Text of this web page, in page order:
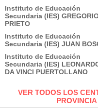
Instituto de Educación
Secundaria (IES)
PRIETO
Instituto de Educación
Secundaria (IES) JUAN
Instituto de Educación
Secundaria (IES)
DA VINCI PUERTOLLANO
VER TODOS LOS